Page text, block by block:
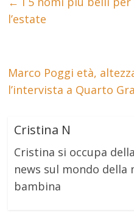
l’estate
Marco Poggi età,
l’intervista a Quarto
Cristina N
Cristina si occupa
news sul mondo della
bambina